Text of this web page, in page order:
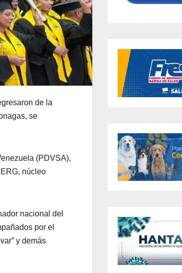
de la
se
(PDVSA),
núcleo
nacional del
por el
y demás